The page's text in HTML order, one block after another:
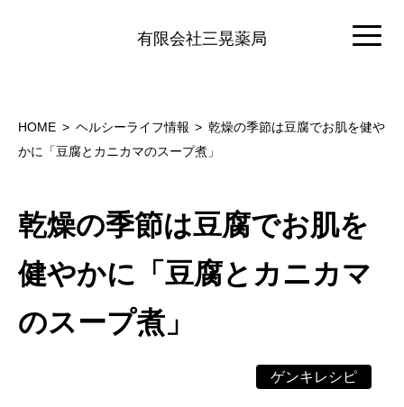
有限会社三晃薬局
HOME ヘルシーライフ情報
乾燥の季節は豆腐でお肌を健や
かに「豆腐とカニカマのスープ煮」
乾燥の季節は豆腐でお肌を
健やかに「豆腐とカニカマ
のスープ煮」
ゲンキレシピ